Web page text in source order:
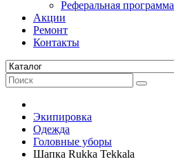
Реферальная программа
Акции
Ремонт
Контакты
Экипировка
Одежда
Головные уборы
Шапка Rukka Tekkala